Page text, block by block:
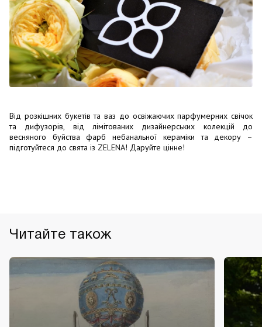
Від розкішних букетів та ваз до освіжаючих парфумерних свічок
та дифузорів, від лімітованих дизайнерських колекцій до
весняного буйства фарб небанальної кераміки та декору –
підготуйтеся до свята із ZELENA! Даруйте цінне!
Читайте також